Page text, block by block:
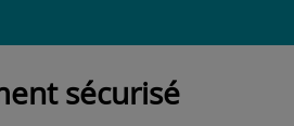
sécurisé